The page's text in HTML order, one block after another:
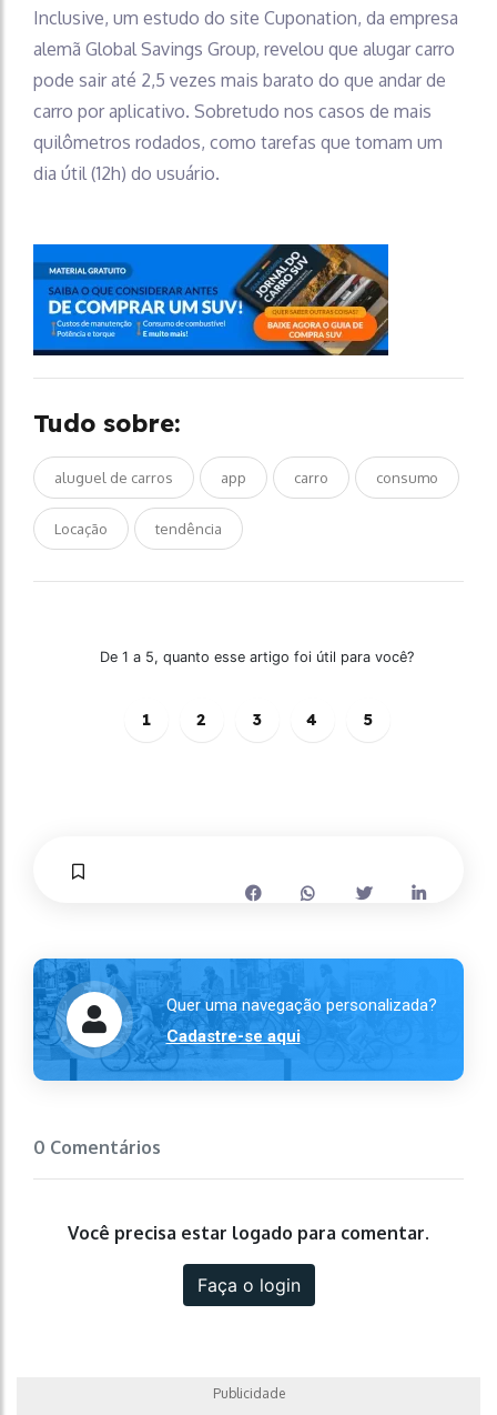
Inclusive, um estudo do site Cuponation, da empresa
alemã Global Savings Group, revelou que alugar carro
pode sair até 2,5 vezes mais barato do que andar de
carro por aplicativo. Sobretudo nos casos de mais
quilômetros rodados, como tarefas que tomam um
dia útil (12h) do usuário.
Tudo sobre:
aluguel de carros app carro consumo
Locação tendência
De 1 a 5, quanto esse artigo foi útil para você?
1 2 3 4 5
Quer uma navegação personalizada?
Cadastre-se aqui
0 Comentários
Você precisa estar logado para comentar.
Faça o login
Publicidade